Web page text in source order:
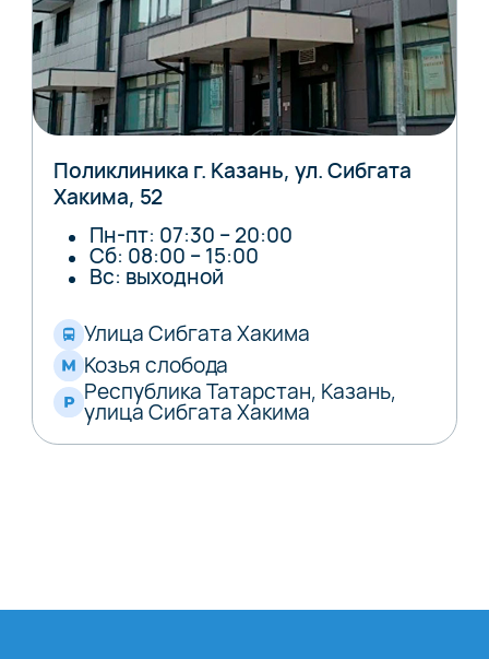
Поликлиника г. Казань, ул. Сибгата
Хакима, 52
Пн-пт: 07:30 – 20:00
Сб: 08:00 – 15:00
Вс: выходной
Улица Сибгата Хакима
Козья слобода
Республика Татарстан, Казань,
улица Сибгата Хакима